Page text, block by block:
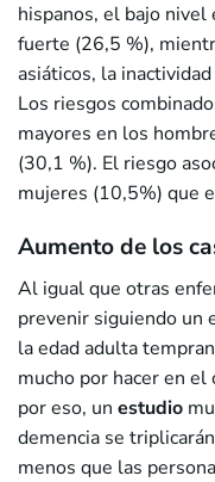
hispanos, el bajo
fuerte (26,5 %),
asiáticos, la
Los riesgos
mayores en los
(30,1 %). El riesgo
mujeres (10,5%) que
Aumento de los
Al igual que otras
prevenir siguiendo un
la edad adulta
mucho por hacer en el
por eso, un estudio
demencia se
menos que las